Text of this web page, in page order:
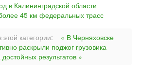
в Калининградской области
45 км федеральных трасс
категории:
« В Черняховске
раскрыли поджог грузовика
результатов »